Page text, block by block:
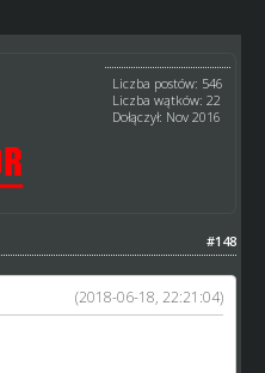
Liczba postów: 546
Liczba wątków: 22
Dołączył: Nov 2016
#148
(2018-06-18, 22:21:04)